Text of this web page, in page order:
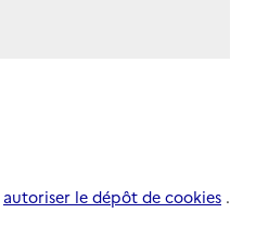
autoriser le dépôt de cookies .